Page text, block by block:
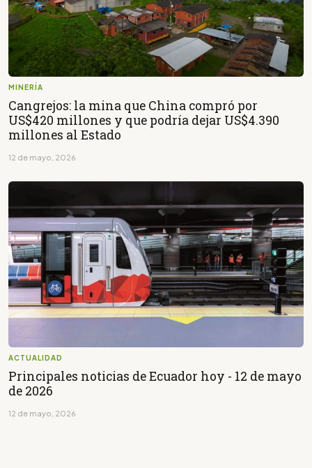
MINERÍA
Cangrejos: la mina que China compró por
US$420 millones y que podría dejar US$4.390
millones al Estado
12 de mayo, 2026
ACTUALIDAD
Principales noticias de Ecuador hoy - 12 de mayo
de 2026
12 de mayo, 2026